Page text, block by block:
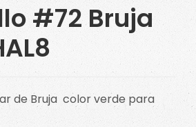
#72 Bruja
de Bruja color verde para